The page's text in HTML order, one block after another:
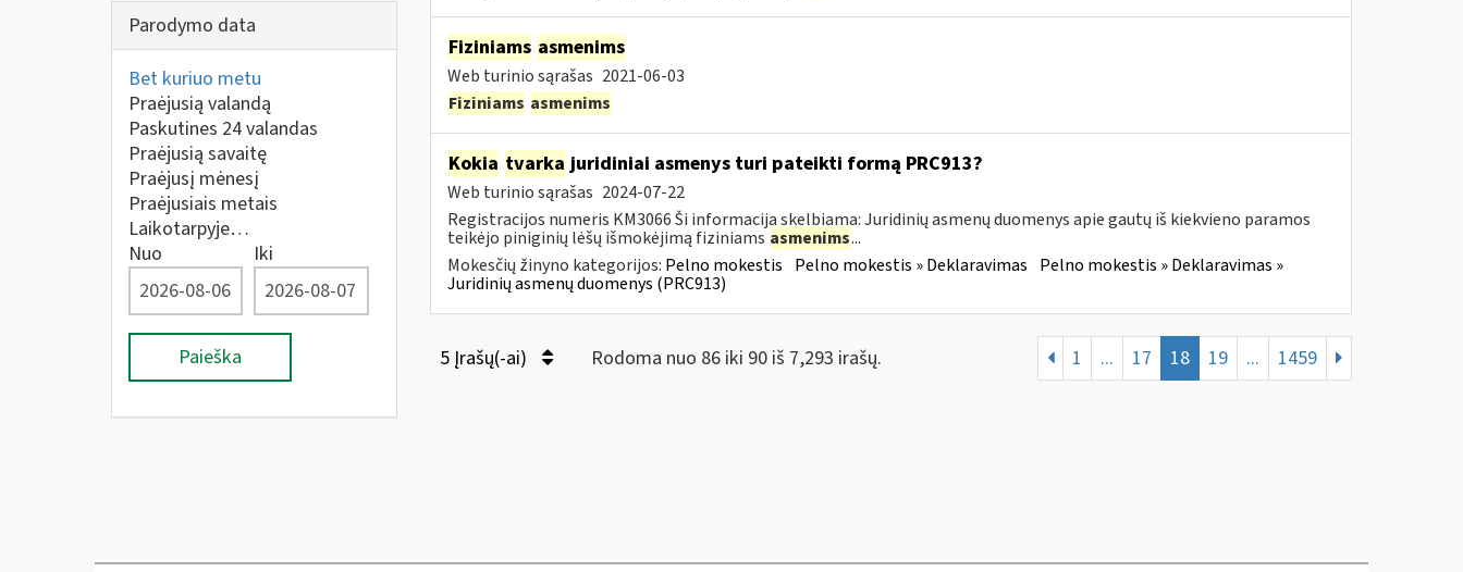
Parodymo data
Bet kuriuo metu
Praėjusią valandą
Paskutines 24 valandas
Praėjusią savaitę
Praėjusį mėnesį
Praėjusiais metais
Laikotarpyje…
Nuo
Iki
Paieška
Fiziniams asmenims
Web turinio sąrašas 2021-06-03
Fiziniams asmenims
Kokia tvarka juridiniai asmenys turi pateikti formą PRC913?
Web turinio sąrašas 2024-07-22
Registracijos numeris KM3066 Ši informacija skelbiama: Juridinių asmenų duomenys apie gautų iš kiekvieno paramos
teikėjo piniginių lėšų išmokėjimą fiziniams asmenims...
Mokesčių žinyno kategorijos: Pelno mokestis Pelno mokestis » Deklaravimas Pelno mokestis » Deklaravimas »
Juridinių asmenų duomenys (PRC913)
5 Įrašų(-ai) Rodoma nuo 86 iki 90 iš 7,293 irašų. 1 ... 17 18 19 ... 1459